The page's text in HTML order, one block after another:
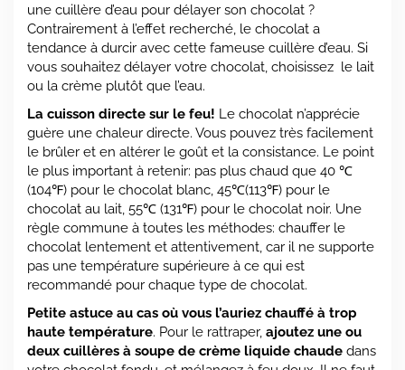
une cuillère d’eau pour délayer son chocolat ?
Contrairement à l’effet recherché, le chocolat a
tendance à durcir avec cette fameuse cuillère d’eau. Si
vous souhaitez délayer votre chocolat, choisissez le lait
ou la crème plutôt que l’eau.
La cuisson directe sur le feu! Le chocolat n’apprécie
guère une chaleur directe. Vous pouvez très facilement
le brûler et en altérer le goût et la consistance. Le point
le plus important à retenir: pas plus chaud que 40 ℃
(104℉) pour le chocolat blanc, 45℃(113℉) pour le
chocolat au lait, 55℃ (131℉) pour le chocolat noir. Une
règle commune à toutes les méthodes: chauffer le
chocolat lentement et attentivement, car il ne supporte
pas une température supérieure à ce qui est
recommandé pour chaque type de chocolat.
Petite astuce au cas où vous l’auriez chauffé à trop
haute température. Pour le rattraper, ajoutez une ou
deux cuillères à soupe de crème liquide chaude dans